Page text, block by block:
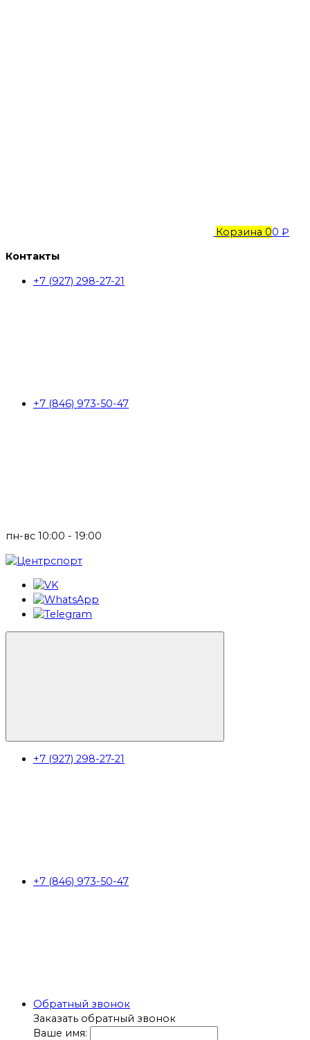
Корзина 00 ₽
Контакты
+7 (927) 298-27-21
+7 (846) 973-50-47
пн-вс 10:00 - 19:00
+7 (927) 298-27-21
+7 (846) 973-50-47
Обратный звонок
Заказать обратный звонок
Ваше имя: